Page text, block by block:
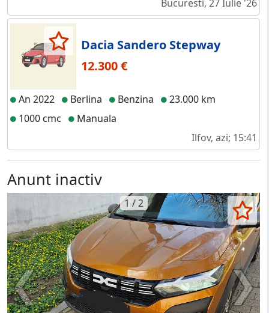
Bucuresti, 27 Iulie '26
Dacia Sandero Stepway
12.300 €
An 2022 Berlina Benzina
23.000 km
1000 cmc
Manuala
Ilfov, azi; 15:41
Anunt inactiv
1 / 2